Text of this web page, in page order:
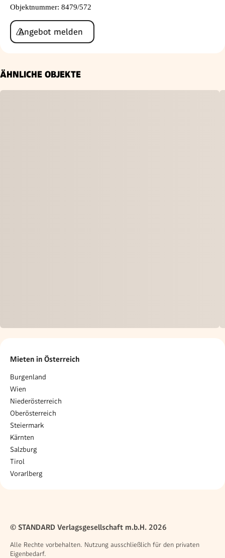
Objektnummer: 8479/572
Angebot melden
ÄHNLICHE OBJEKTE
Mieten in Österreich
Burgenland
Wien
Niederösterreich
Oberösterreich
Steiermark
Kärnten
Salzburg
Tirol
Vorarlberg
© STANDARD Verlagsgesellschaft m.b.H. 2026
Alle Rechte vorbehalten. Nutzung ausschließlich für den privaten
Eigenbedarf.